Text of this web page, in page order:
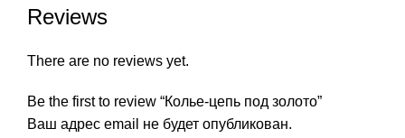
Reviews
There are no reviews yet.
Be the first to review “Колье-цепь под золото”
Ваш адрес email не будет опубликован.